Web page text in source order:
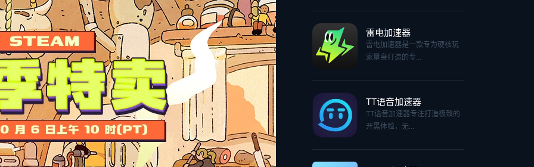
雷电加速器
雷电加速器是一款专为硬核玩
家量身打造的专...
TT语音加速器
TT语音加速器专注打造极致的
开黑体验，无...